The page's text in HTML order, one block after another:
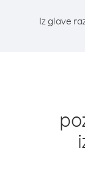
Iz glave